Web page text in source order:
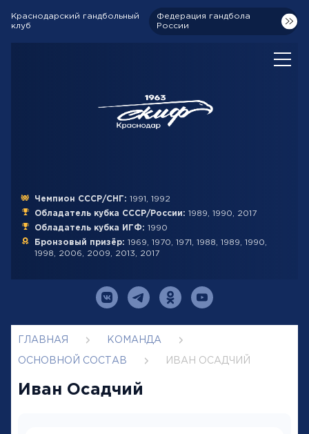
Краснодарский гандбольный
клуб
Федерация гандбола
России
Чемпион СССР/СНГ: 1991, 1992
Обладатель кубка СССР/России: 1989, 1990, 2017
Обладатель кубка ИГФ: 1990
Бронзовый призёр: 1969, 1970, 1971, 1988, 1989, 1990,
1998, 2006, 2009, 2013, 2017
ГЛАВНАЯ КОМАНДА
ОСНОВНОЙ СОСТАВ ИВАН ОСАДЧИЙ
Иван Осадчий